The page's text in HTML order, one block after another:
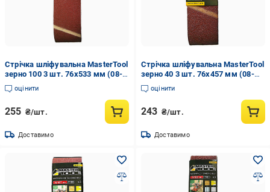
Стрічка шліфувальна MasterTool
зерно 100 3 шт. 76х533 мм (08-
3410)
оцінити
255 ₴/шт.
Доставимо
Стрічка шліфувальна MasterTool
зерно 40 3 шт. 76х457 мм (08-
3304)
оцінити
243 ₴/шт.
Доставимо